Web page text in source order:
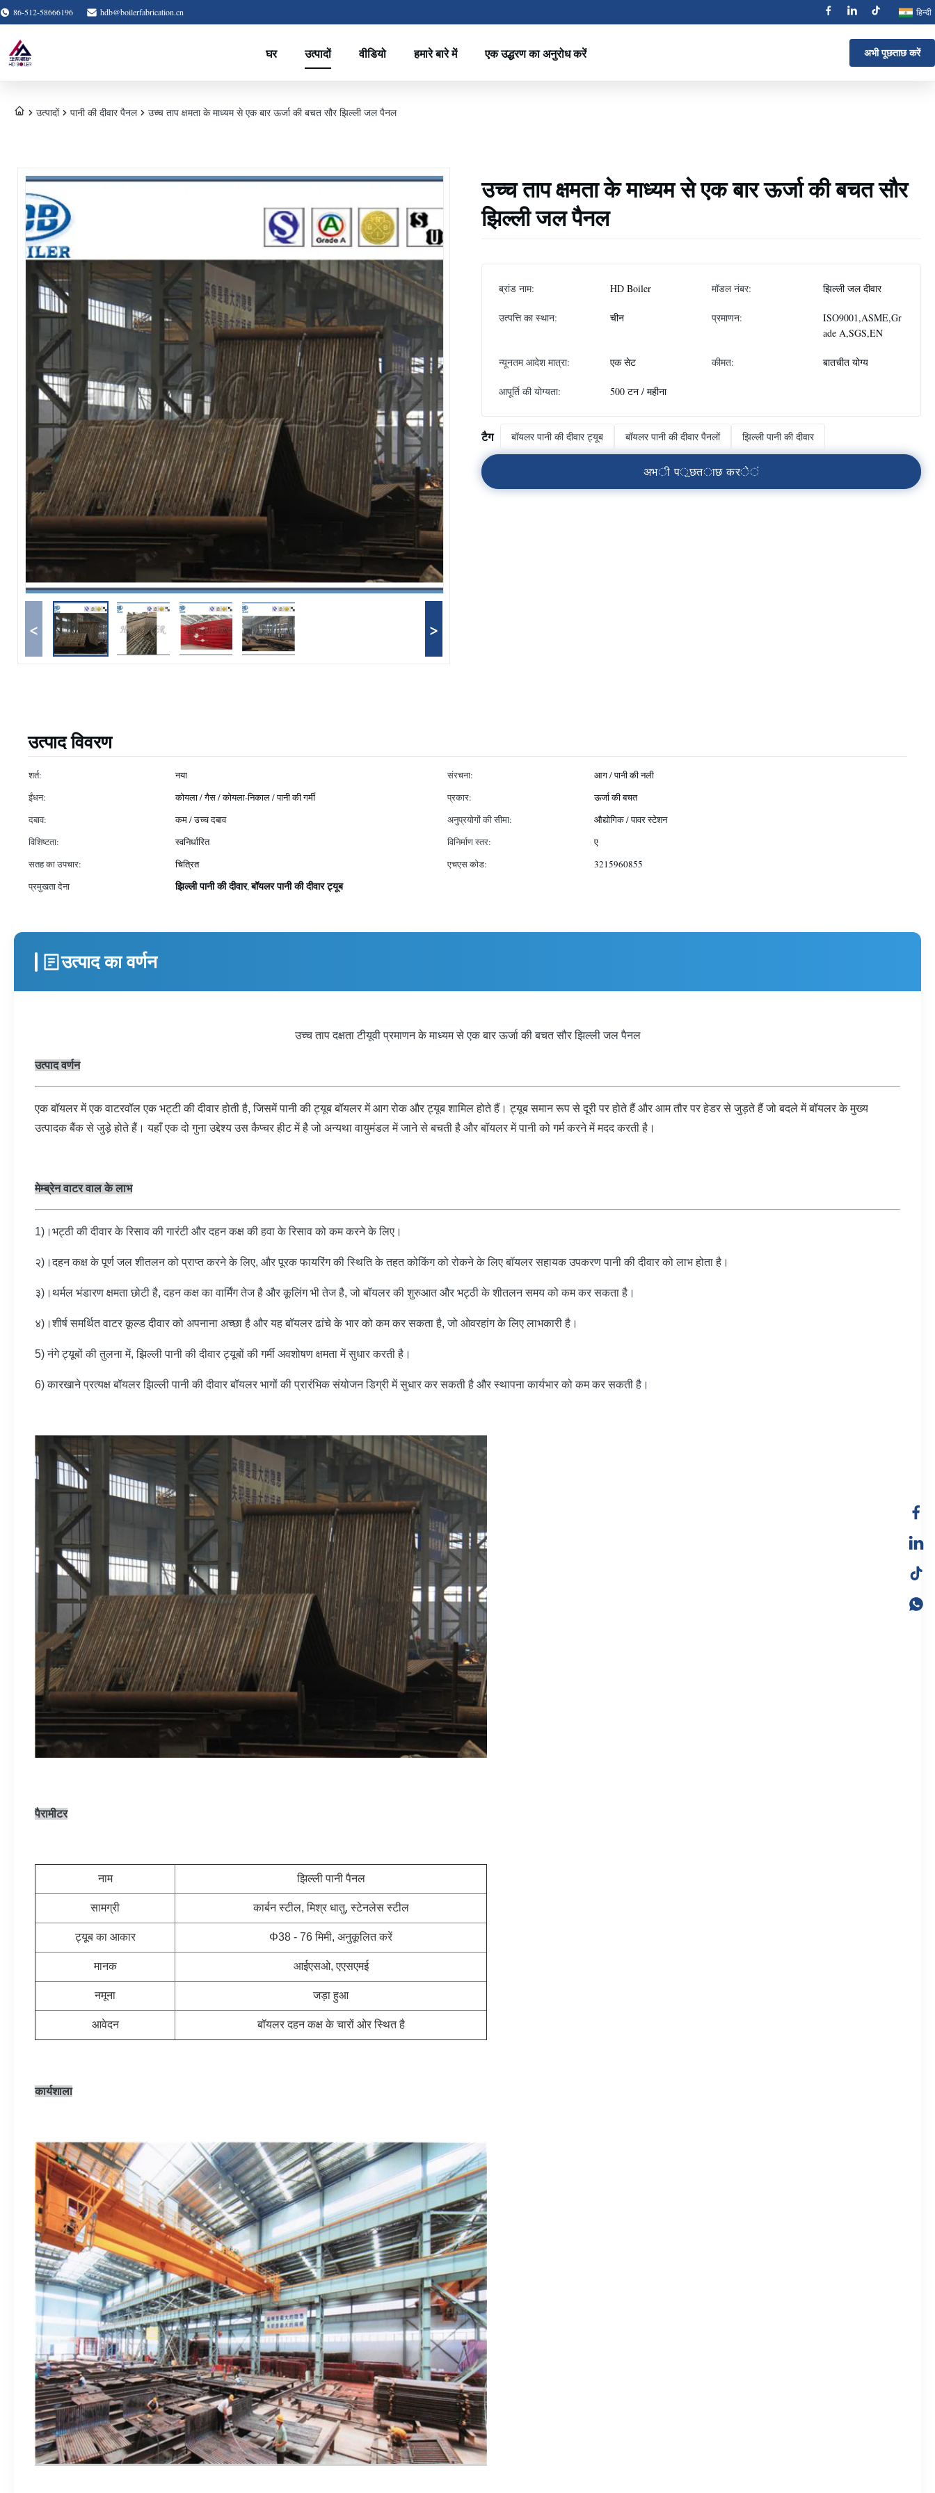
86-512-58666196 hdb@boilerfabrication.cn हिन्दी
घर उत्पादों वीडियो हमारे बारे में एक उद्धरण का अनुरोध करें अभी पूछताछ करें
उत्पादों पानी की दीवार पैनल उच्च ताप क्षमता के माध्यम से एक बार ऊर्जा की बचत सौर झिल्ली जल पैनल
< >
उच्च ताप क्षमता के माध्यम से एक बार ऊर्जा की बचत सौर
झिल्ली जल पैनल
ब्रांड नाम: HD Boiler मॉडल नंबर: झिल्ली जल दीवार
उत्पत्ति का स्थान: चीन प्रमाणन:
ISO9001,ASME,Gr
ade A,SGS,EN
न्यूनतम आदेश मात्रा: एक सेट कीमत: बातचीत योग्य
आपूर्ति की योग्यता: 500 टन / महीना
टैग बॉयलर पानी की दीवार ट्यूब बॉयलर पानी की दीवार पैनलों झिल्ली पानी की दीवार
अभी पूछताछ करें
उत्पाद विवरण
शर्त: नया संरचना:
आग / पानी की नली
ईंधन:
कोयला / गैस / कोयला-निकाल / पानी की गर्मी प्रकार:
ऊर्जा की बचत
दबाव:
कम / उच्च दबाव अनुप्रयोगों की सीमा:
औद्योगिक / पावर स्टेशन
विशिष्टता:
स्वनिर्धारित विनिर्माण स्तर:
ए
सतह का उपचार:
चित्रित एचएस कोड:
3215960855
प्रमुखता देना
झिल्ली पानी की दीवार,बॉयलर पानी की दीवार ट्यूब
उत्पाद का वर्णन
उच्च ताप दक्षता टीयूवी प्रमाणन के माध्यम से एक बार ऊर्जा की बचत सौर झिल्ली जल पैनल
उत्पाद वर्णन
एक बॉयलर में एक वाटरवॉल एक भट्टी की दीवार होती है, जिसमें पानी की ट्यूब बॉयलर में आग रोक और ट्यूब शामिल होते हैं। ट्यूब समान रूप से दूरी पर होते हैं और आम तौर पर हेडर से जुड़ते हैं जो बदले में बॉयलर के मुख्य
उत्पादक बैंक से जुड़े होते हैं। यहाँ एक दो गुना उद्देश्य उस कैप्चर हीट में है जो अन्यथा वायुमंडल में जाने से बचती है और बॉयलर में पानी को गर्म करने में मदद करती है।
मेम्ब्रेन वाटर वाल के लाभ
1)।भट्ठी की दीवार के रिसाव की गारंटी और दहन कक्ष की हवा के रिसाव को कम करने के लिए।
२)।दहन कक्ष के पूर्ण जल शीतलन को प्राप्त करने के लिए, और पूरक फायरिंग की स्थिति के तहत कोकिंग को रोकने के लिए बॉयलर सहायक उपकरण पानी की दीवार को लाभ होता है।
३)।थर्मल भंडारण क्षमता छोटी है, दहन कक्ष का वार्मिंग तेज है और कूलिंग भी तेज है, जो बॉयलर की शुरुआत और भट्ठी के शीतलन समय को कम कर सकता है।
४)।शीर्ष समर्थित वाटर कूल्ड दीवार को अपनाना अच्छा है और यह बॉयलर ढांचे के भार को कम कर सकता है, जो ओवरहांग के लिए लाभकारी है।
5) नंगे ट्यूबों की तुलना में, झिल्ली पानी की दीवार ट्यूबों की गर्मी अवशोषण क्षमता में सुधार करती है।
6) कारखाने प्रत्यक्ष बॉयलर झिल्ली पानी की दीवार बॉयलर भागों की प्रारंभिक संयोजन डिग्री में सुधार कर सकती है और स्थापना कार्यभार को कम कर सकती है।
पैरामीटर
नाम झिल्ली पानी पैनल
सामग्री कार्बन स्टील, मिश्र धातु, स्टेनलेस स्टील
ट्यूब का आकार Φ38 - 76 मिमी, अनुकूलित करें
मानक आईएसओ, एएसएमई
नमूना जड़ा हुआ
आवेदन बॉयलर दहन कक्ष के चारों ओर स्थित है
कार्यशाला